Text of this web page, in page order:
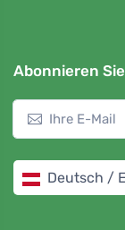
Abonnieren
Deutsch /